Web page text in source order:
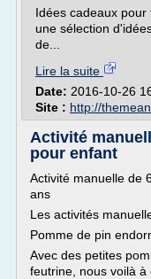
Idées cadeaux
une sélection
de...
Lire la suite
Date: 2016-10-26
Site : http://
Activité
pour enfant
Activité manuelle de
ans
Les activités
Pomme de pin
Avec des petites
feutrine, nous voilà